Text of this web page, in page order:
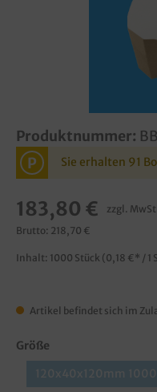
Produktnummer:
P Sie erhalten 91
183,80 € zzgl.
Brutto: 218,70 €
Inhalt: 1000 Stück (0,18 €* / 1
Artikel befindet sich im
Größe
120x40x120mm